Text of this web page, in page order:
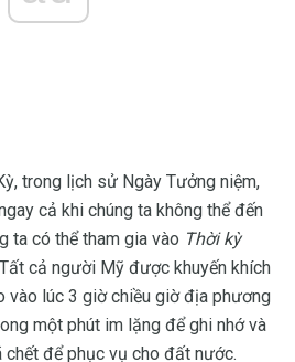
trong lịch sử Ngày Tưởng niệm,
cả khi chúng ta không thể đến
ta có thể tham gia vào Thời kỳ
cả người Mỹ được khuyến khích
vào lúc 3 giờ chiều giờ địa phương
một phút im lặng để ghi nhớ và
để phục vụ cho đất nước.